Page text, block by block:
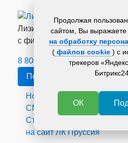
Лизинговая компания
с филиалами по всей России
8 800 700 34 36
Получить консультацию
Новости лизинга
СМИ о нас
Статьи
на сайт ЛК Пруссия
Продолжая
сайтом, Вы выражаете
на обработку
(файлов cookie ) с
трекеров
ОК